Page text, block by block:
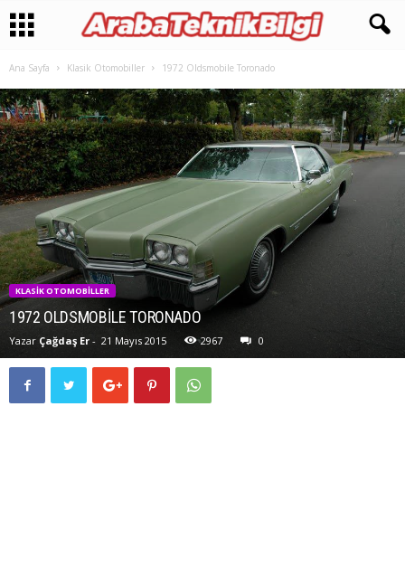
Ana Sayfa Klasik Otomobiller 1972 Oldsmobile Toronado
KLASIK OTOMOBILLER
1972 OLDSMOBILE TORONADO
Yazar Çağdaş Er - 21 Mayıs 2015 2967 0